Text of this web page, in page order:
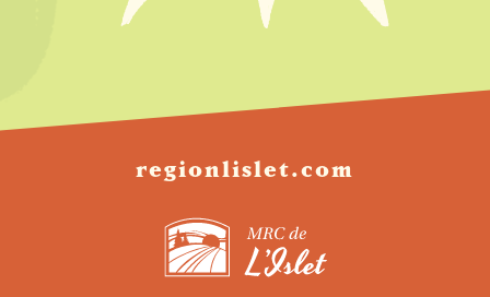
regionlislet.com